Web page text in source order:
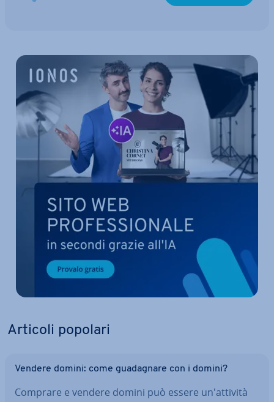
Articoli popolari
Vendere domini: come gua­da­gna­re con i domini?
Comprare e vendere domini può essere un'at­ti­vi­tà